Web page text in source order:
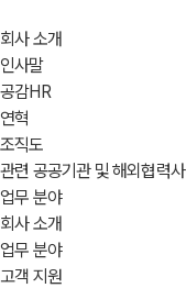
to
content
회사 소개
인사말
공감HR
연혁
조직도
관련 공공기관 및 해외협력사
업무 분야
회사 소개
업무 분야
고객 지원